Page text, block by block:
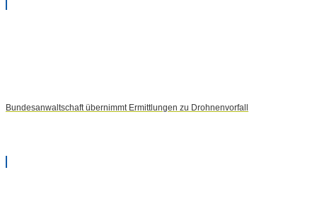
Bundesanwaltschaft übernimmt Ermittlungen zu Drohnenvorfall